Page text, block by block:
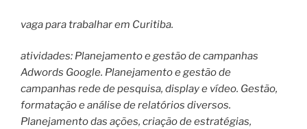
vaga para trabalhar em Curitiba.
atividades: Planejamento e gestão de campanhas
Adwords Google. Planejamento e gestão de
campanhas rede de pesquisa, display e vídeo. Gestão,
formatação e análise de relatórios diversos.
Planejamento das ações, criação de estratégias,